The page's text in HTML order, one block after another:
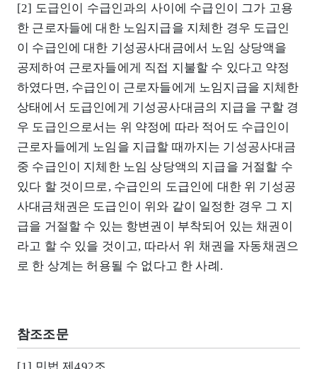
[2] 도급인이 수급인과의 사이에 수급인이 그가 고용
한 근로자들에 대한 노임지급을 지체한 경우 도급인
이 수급인에 대한 기성공사대금에서 노임 상당액을
공제하여 근로자들에게 직접 지불할 수 있다고 약정
하였다면, 수급인이 근로자들에게 노임지급을 지체한
상태에서 도급인에게 기성공사대금의 지급을 구할 경
우 도급인으로서는 위 약정에 따라 적어도 수급인이
근로자들에게 노임을 지급할 때까지는 기성공사대금
중 수급인이 지체한 노임 상당액의 지급을 거절할 수
있다 할 것이므로, 수급인의 도급인에 대한 위 기성공
사대금채권은 도급인이 위와 같이 일정한 경우 그 지
급을 거절할 수 있는 항변권이 부착되어 있는 채권이
라고 할 수 있을 것이고, 따라서 위 채권을 자동채권으
로 한 상계는 허용될 수 없다고 한 사례.
참조조문